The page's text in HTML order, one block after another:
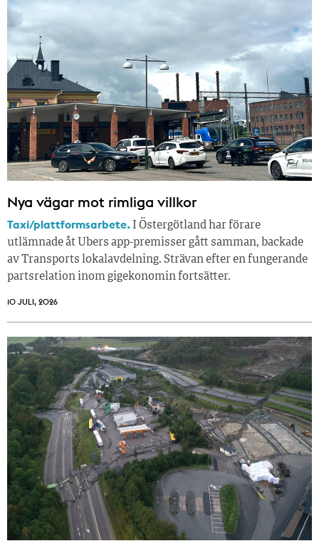
Nya vägar mot rimliga villkor
Taxi/plattformsarbete. I Östergötland har förare
utlämnade åt Ubers app-premisser gått samman, backade
av Transports lokalavdelning. Strävan efter en fungerande
partsrelation inom gigekonomin fortsätter.
10 JULI, 2026